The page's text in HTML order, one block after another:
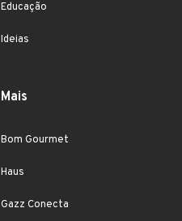
Educação
Ideias
Mais
Bom Gourmet
Haus
Gazz Conecta